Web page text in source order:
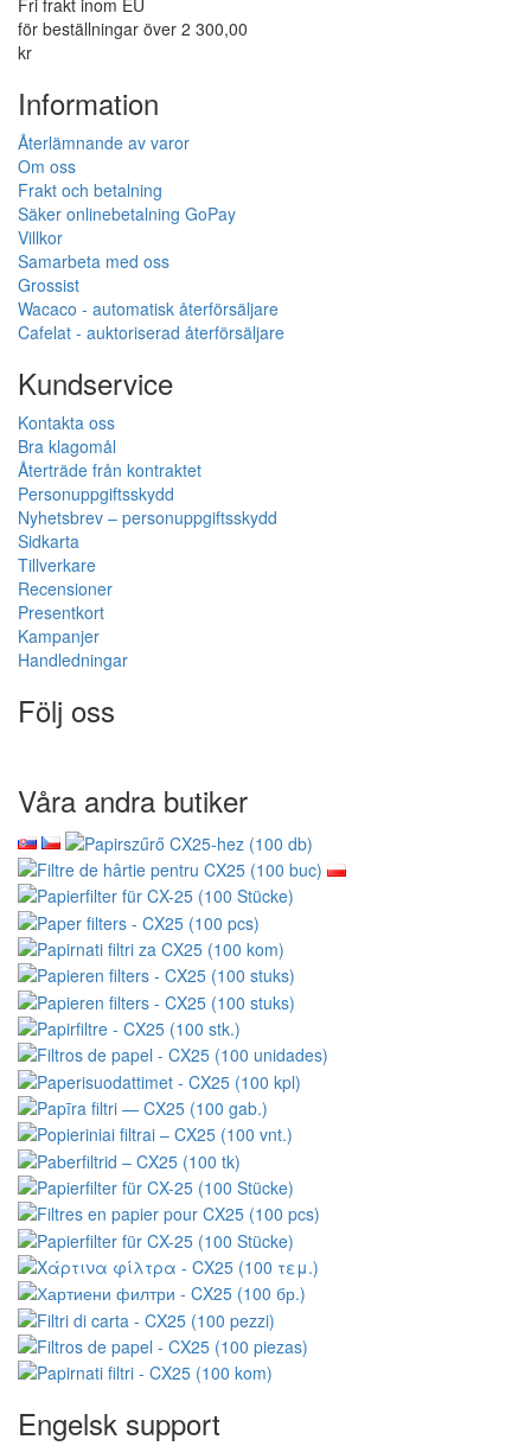
Fri frakt inom EU
för beställningar över 2 300,00
kr
Information
Återlämnande av varor
Om oss
Frakt och betalning
Säker onlinebetalning GoPay
Villkor
Samarbeta med oss
Grossist
Wacaco - automatisk återförsäljare
Cafelat - auktoriserad återförsäljare
Kundservice
Kontakta oss
Bra klagomål
Återträde från kontraktet
Personuppgiftsskydd
Nyhetsbrev – personuppgiftsskydd
Sidkarta
Tillverkare
Recensioner
Presentkort
Kampanjer
Handledningar
Följ oss
Våra andra butiker
Engelsk support